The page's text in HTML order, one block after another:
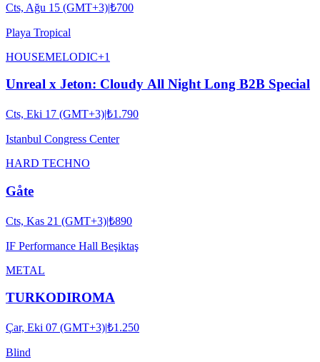
Cts, Ağu 15 (GMT+3)|₺700
Playa Tropical
HOUSEMELODIC+1
Unreal x Jeton: Cloudy All Night Long B2B Special
Cts, Eki 17 (GMT+3)|₺1.790
Istanbul Congress Center
HARD TECHNO
Gåte
Cts, Kas 21 (GMT+3)|₺890
IF Performance Hall Beşiktaş
METAL
TURKODIROMA
Çar, Eki 07 (GMT+3)|₺1.250
Blind